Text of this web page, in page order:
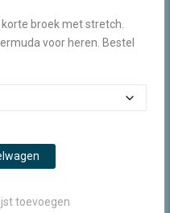
broek met stretch.
voor heren. Bestel
toevoegen